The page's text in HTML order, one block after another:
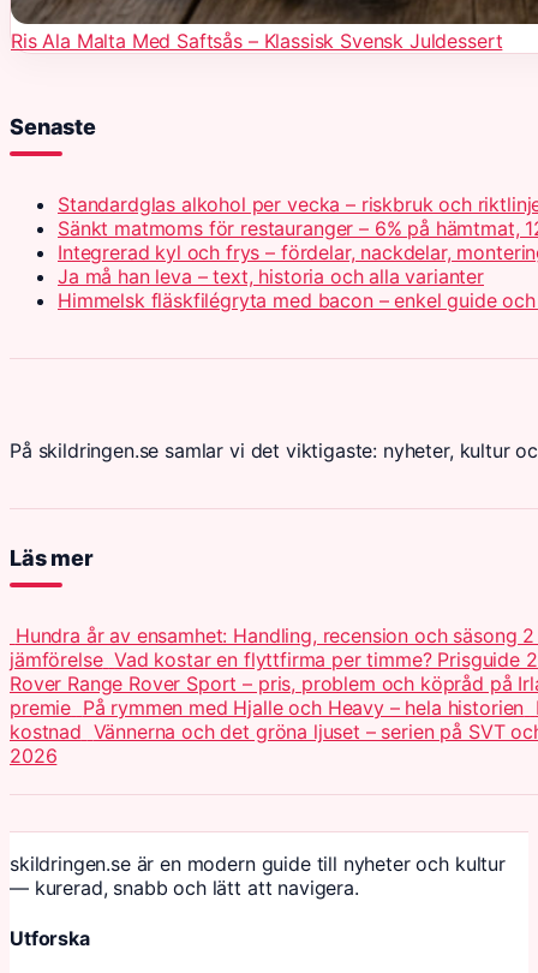
Ris Ala Malta Med Saftsås – Klassisk Svensk Juldessert
Senaste
Standardglas alkohol per vecka – riskbruk och
Sänkt matmoms för restauranger – 6% på hämtmat,
Integrerad kyl och frys – fördelar, nackdelar,
Ja må han leva – text, historia och alla varianter
Himmelsk fläskfilégryta med bacon – enkel guide
På skildringen.se samlar vi det viktigaste: nyheter, kultur
Läs mer
Hundra år av ensamhet: Handling, recension och säsong
jämförelse Vad kostar en flyttfirma per timme? Prisguide
Rover Range Rover Sport – pris, problem och köpråd på
premie På rymmen med Hjalle och Heavy – hela historien
kostnad Vännerna och det gröna ljuset – serien på SVT
2026
skildringen.se är en modern guide till nyheter och kultur
— kurerad, snabb och lätt att navigera.
Utforska